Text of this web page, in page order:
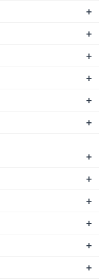
+
+
+
+
+
+
+
+
+
+
+
+